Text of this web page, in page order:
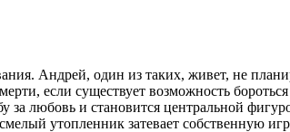
Андрей, один из таких, живет, не
если существует возможность
за любовь и становится центральной
утопленник затевает собственную